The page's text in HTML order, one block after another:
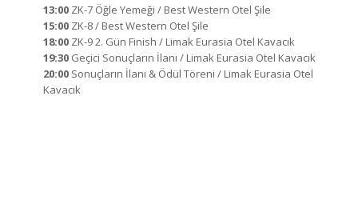
13:00ZK-7 Öğle Yemeği / Best Western Otel Şile
15:00ZK-8 / Best Western Otel Şile
18:00ZK-9 2. Gün Finish / Limak Eurasia Otel Kavacık
19:30Geçici Sonuçların İlanı / Limak Eurasia Otel Kavacık
20:00Sonuçların İlanı & Ödül Töreni / Limak Eurasia Otel
Kavacık